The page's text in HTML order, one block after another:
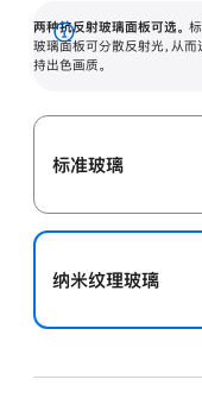
两种抗反射玻璃面板可选。
玻璃面板可分散反射光，从
持出色画质。
展
开
标准玻璃
纳米纹理玻璃